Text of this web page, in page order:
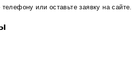
или оставьте заявку на сайте.